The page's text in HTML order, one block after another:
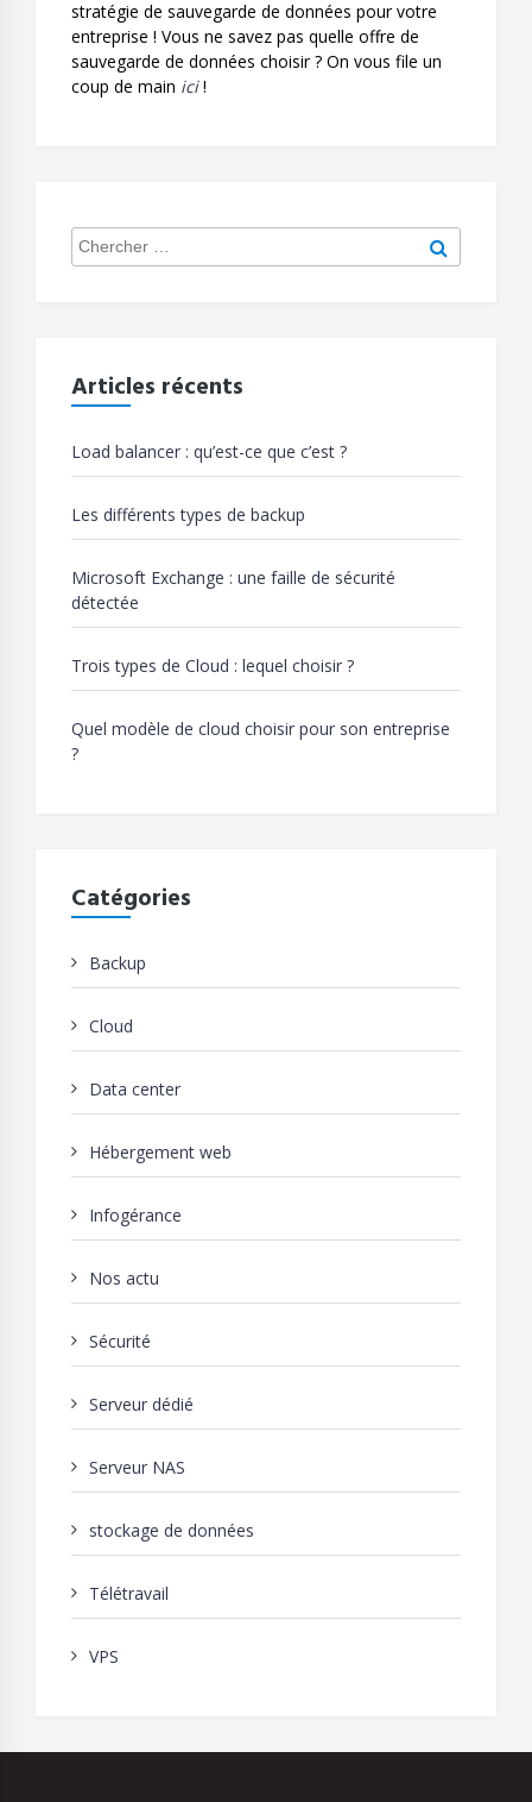
stratégie de sauvegarde de données pour votre
entreprise ! Vous ne savez pas quelle offre de
sauvegarde de données choisir ? On vous file un
coup de main ici !
Search
for:
Articles récents
Load balancer : qu’est-ce que c’est ?
Les différents types de backup
Microsoft Exchange : une faille de sécurité
détectée
Trois types de Cloud : lequel choisir ?
Quel modèle de cloud choisir pour son entreprise
?
Catégories
Backup
Cloud
Data center
Hébergement web
Infogérance
Nos actu
Sécurité
Serveur dédié
Serveur NAS
stockage de données
Télétravail
VPS